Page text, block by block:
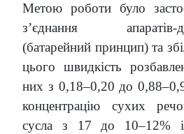
Метою роботи було
з’єднання апаратів-
(батарейний принцип) та
цього швидкість
них з 0,18–0,20 до
концентрацію сухих
сусла з 17 до 10–12%